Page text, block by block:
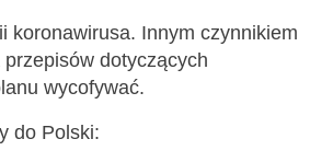
koronawirusa. Innym czynnikiem
dotyczących
wycofywać.
do Polski: